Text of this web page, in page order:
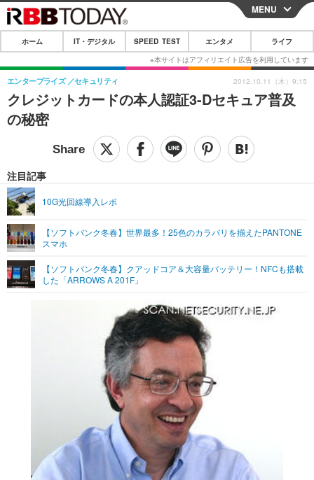
CLOSE
ホーム
IT・デジタル
IT・デジタルTOP スマートフォン
ショッピング その他
SPEED TEST
エンタメTOP 映画・ドラマ
グラビア
ショッピング その他
ライフTOP
その他
リリース一覧
プッシュ通知の停止方法
MENU
ホーム IT・デジタル SPEED TEST エンタメ ライフ
クレジットカードの本人認証3-Dセキュア普及
の秘密
エンタープライズ セキュリティ
注目記事
10G光回線導入レポ
【ソフトバンク冬春】世界最多！25色のカラバリを揃えたPANTONE
スマホ
【ソフトバンク冬春】クアッドコア＆大容量バッテリー！NFCも搭載
した「ARROWS A 201F」
2012.10.11（木）9:15